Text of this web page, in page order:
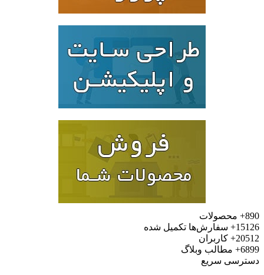
محصولات
سفارش‌ها تکمیل شده
کاربران
مطالب وبلاگ
سریع